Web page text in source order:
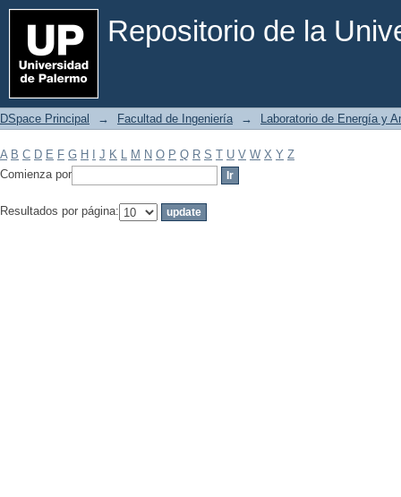
Repositorio de la
Filtrar por: Materia
DSpace Principal → Facultad de Ingeniería → Laboratorio de Energía y
A B C D E F G H J K L M N O P Q R S T U V W X Y Z
Comienza por
Resultados por página: